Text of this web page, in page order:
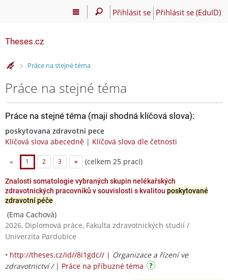
Přihlásit se Přihlásit se (EduID)
Theses.cz
>Práce na stejné téma
Práce na stejné téma
Práce na stejné téma (mají shodná klíčová slova):
poskytovana zdravotni pece
Klíčová slova abecedně | Klíčová slova dle četnosti
« 1 2 3 » (celkem 25 prací)
Znalosti somatologie vybraných skupin nelékařských
zdravotnických pracovníků v souvislosti s kvalitou poskytované
zdravotní péče
(Ema Cachová)
2026, Diplomová práce, Fakulta zdravotnických studií /
Univerzita Pardubice
• http://theses.cz/id//8i1gdc// | Organizace a řízení ve
zdravotnictví / | Práce na příbuzné téma